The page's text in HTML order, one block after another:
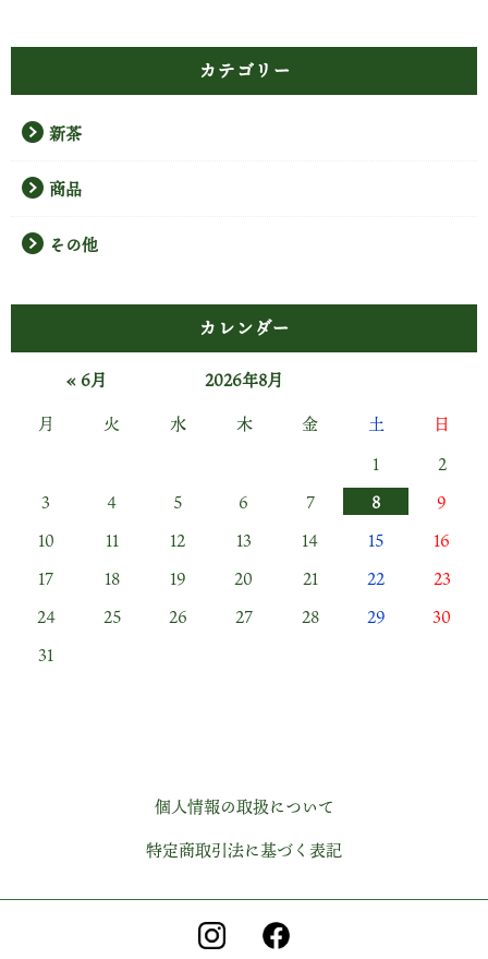
カテゴリー
新茶
商品
その他
カレンダー
2026年8月
月
火 水 木 金 土
日
1
2
3
4 5 6 7 8
9
10
11 12 13 14 15
16
17
18 19 20 21 22
23
24
25 26 27 28 29
30
31
« 6月
個人情報の取扱について
特定商取引法に基づく表記